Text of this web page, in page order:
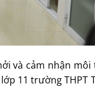
và cảm nhận
11 trường THPT